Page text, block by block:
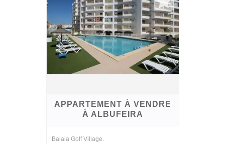
APPARTEMENT À VENDRE
À ALBUFEIRA
Balaia Golf Village.